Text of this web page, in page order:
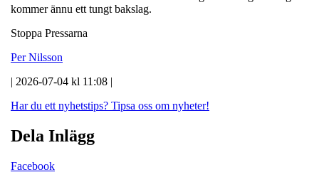
kommer ännu ett tungt bakslag.
Stoppa Pressarna
Per Nilsson
| 2026-07-04 kl 11:08 |
Har du ett nyhetstips? Tipsa oss om nyheter!
Dela Inlägg
Facebook